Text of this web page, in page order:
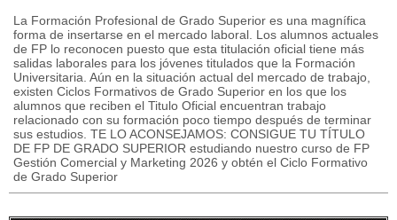
La Formación Profesional de Grado Superior es una magnífica
forma de insertarse en el mercado laboral. Los alumnos actuales
de FP lo reconocen puesto que esta titulación oficial tiene más
salidas laborales para los jóvenes titulados que la Formación
Universitaria. Aún en la situación actual del mercado de trabajo,
existen Ciclos Formativos de Grado Superior en los que los
alumnos que reciben el Titulo Oficial encuentran trabajo
relacionado con su formación poco tiempo después de terminar
sus estudios. TE LO ACONSEJAMOS: CONSIGUE TU TÍTULO
DE FP DE GRADO SUPERIOR estudiando nuestro curso de FP
Gestión Comercial y Marketing 2026 y obtén el Ciclo Formativo
de Grado Superior